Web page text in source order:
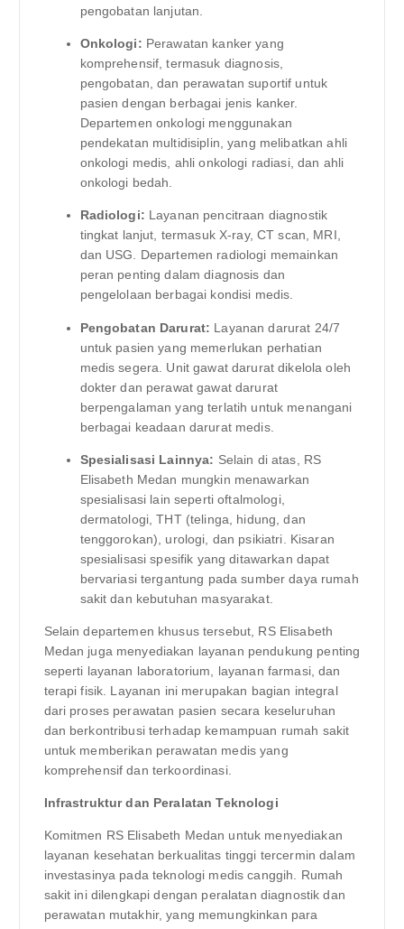
pengobatan lanjutan.
Onkologi: Perawatan kanker yang
komprehensif, termasuk diagnosis,
pengobatan, dan perawatan suportif untuk
pasien dengan berbagai jenis kanker.
Departemen onkologi menggunakan
pendekatan multidisiplin, yang melibatkan ahli
onkologi medis, ahli onkologi radiasi, dan ahli
onkologi bedah.
Radiologi: Layanan pencitraan diagnostik
tingkat lanjut, termasuk X-ray, CT scan, MRI,
dan USG. Departemen radiologi memainkan
peran penting dalam diagnosis dan
pengelolaan berbagai kondisi medis.
Pengobatan Darurat: Layanan darurat 24/7
untuk pasien yang memerlukan perhatian
medis segera. Unit gawat darurat dikelola oleh
dokter dan perawat gawat darurat
berpengalaman yang terlatih untuk menangani
berbagai keadaan darurat medis.
Spesialisasi Lainnya: Selain di atas, RS
Elisabeth Medan mungkin menawarkan
spesialisasi lain seperti oftalmologi,
dermatologi, THT (telinga, hidung, dan
tenggorokan), urologi, dan psikiatri. Kisaran
spesialisasi spesifik yang ditawarkan dapat
bervariasi tergantung pada sumber daya rumah
sakit dan kebutuhan masyarakat.
Selain departemen khusus tersebut, RS Elisabeth
Medan juga menyediakan layanan pendukung penting
seperti layanan laboratorium, layanan farmasi, dan
terapi fisik. Layanan ini merupakan bagian integral
dari proses perawatan pasien secara keseluruhan
dan berkontribusi terhadap kemampuan rumah sakit
untuk memberikan perawatan medis yang
komprehensif dan terkoordinasi.
Infrastruktur dan Peralatan Teknologi
Komitmen RS Elisabeth Medan untuk menyediakan
layanan kesehatan berkualitas tinggi tercermin dalam
investasinya pada teknologi medis canggih. Rumah
sakit ini dilengkapi dengan peralatan diagnostik dan
perawatan mutakhir, yang memungkinkan para